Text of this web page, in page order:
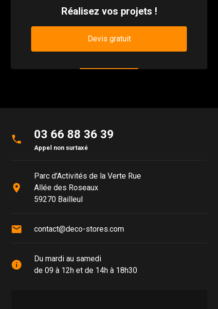
Réalisez vos projets !
Devis gratuit
phone 03 66 88 36 39
Appel non surtaxé
place
Parc d'Activités de la Verte Rue
Allée des Roseaux
59270 Bailleul
mail contact@deco-stores.com
info
Du mardi au samedi
de 09 à 12h et de 14h à 18h30